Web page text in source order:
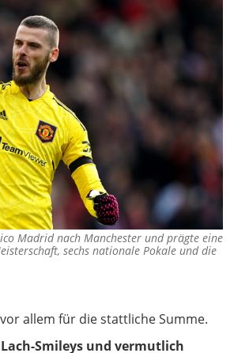
Madrid nach Manchester und prägte eine
sechs nationale Pokale und die
allem für die stattliche Summe.
Smileys und vermutlich